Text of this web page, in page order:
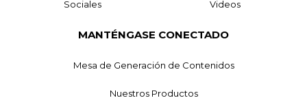
Sociales Videos
MANTÉNGASE CONECTADO
Mesa de Generación de Contenidos
Nuestros Productos